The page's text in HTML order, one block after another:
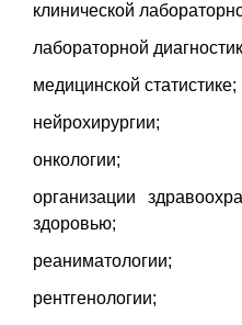
клинической
лабораторной
медицинской статистике;
нейрохирургии;
онкологии;
организации
здоровью;
реаниматологии;
рентгенологии;